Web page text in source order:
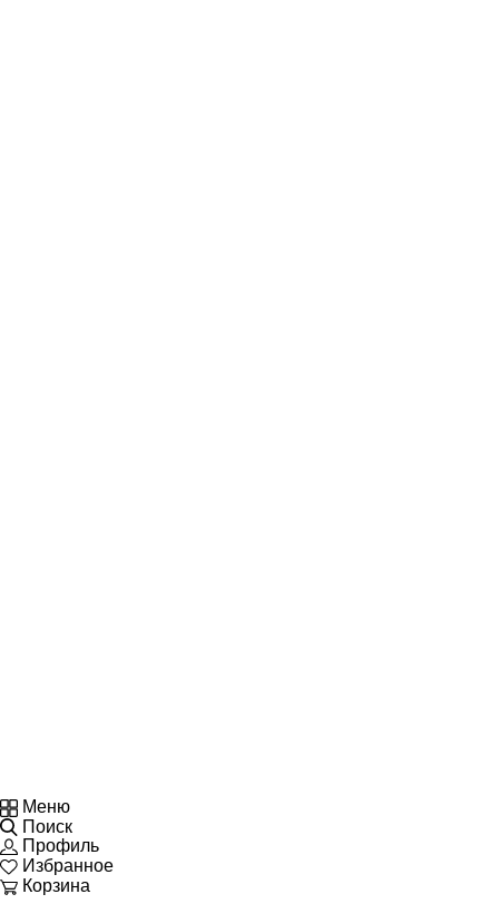
Меню
Поиск
Профиль
Избранное
Корзина